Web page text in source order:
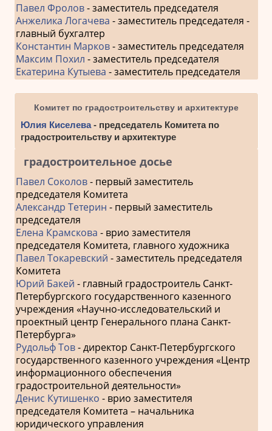
Павел Фролов- заместитель председателя
Анжелика Логачева - заместитель председателя -
главный бухгалтер
Константин Марков- заместитель председателя
Максим Похил - заместитель председателя
Екатерина Кутыева - заместитель председателя
Комитет по градостроительству и архитектуре
Юлия Киселева- председатель Комитета по
градостроительству и архитектуре
градостроительное досье
Павел Соколов- первый заместитель
председателя Комитета
Александр Тетерин - первый заместитель
председателя
Елена Крамскова - врио заместителя
председателя Комитета, главного художника
Павел Токаревский - заместитель председателя
Комитета
Юрий Бакей - главный градостроитель Санкт-
Петербургского государственного казенного
учреждения «Научно-исследовательский и
проектный центр Генерального плана Санкт-
Петербурга»
Рудольф Тов- директор Санкт-Петербургского
государственного казенного учреждения «Центр
информационного обеспечения
градостроительной деятельности»
Денис Кутишенко - врио заместителя
председателя Комитета – начальника
юридического управления